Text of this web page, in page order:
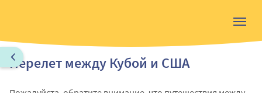
Перелет между Кубой и США